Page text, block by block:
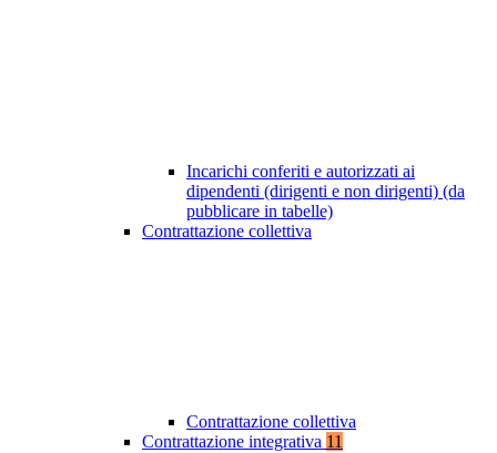
Incarichi conferiti e autorizzati ai
dipendenti (dirigenti e non dirigenti) (da
pubblicare in tabelle)
Contrattazione collettiva
Contrattazione collettiva
Contrattazione integrativa 11